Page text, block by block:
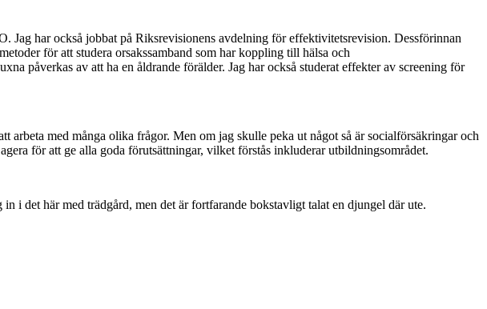
Jag har också jobbat på Riksrevisionens avdelning för effektivitetsrevision. Dessförinnan
för att studera orsakssamband som har koppling till hälsa och
påverkas av att ha en åldrande förälder. Jag har också studerat effekter av screening för
arbeta med många olika frågor. Men om jag skulle peka ut något så är socialförsäkringar och
för att ge alla goda förutsättningar, vilket förstås inkluderar utbildningsområdet.
i det här med trädgård, men det är fortfarande bokstavligt talat en djungel där ute.